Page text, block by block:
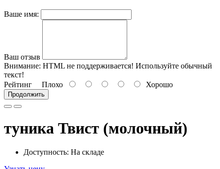
Ваше имя:
Ваш отзыв
Внимание: HTML не поддерживается! Используйте обычный
текст!
Рейтинг Плохо Хорошо
Продолжить
туника Твист (молочный)
Доступность: На складе